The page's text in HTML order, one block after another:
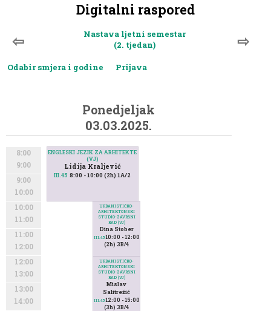
Digitalni raspored
⇦
Nastava ljetni semestar
(2. tjedan)
⇨
Odabir smjera i godine Prijava
Ponedjeljak
03.03.2025.
8:00
9:00
9:00
10:00
10:00
11:00
11:00
12:00
12:00
13:00
13:00
14:00
ENGLESKI JEZIK ZA ARHITEKTE
(VJ)
Lidija Kraljević
III.45 8:00 - 10:00 (2h) 1A/2
URBANISTIČKO-
ARHITEKTONSKI
STUDIO-ZAVRŠNI
RAD (VJ)
Dina Stober
III.45 10:00 - 12:00
(2h) 3B/4
URBANISTIČKO-
ARHITEKTONSKI
STUDIO-ZAVRŠNI
RAD (VJ)
Mislav
Salitrežić
III.45 12:00 - 15:00
(3h) 3B/4